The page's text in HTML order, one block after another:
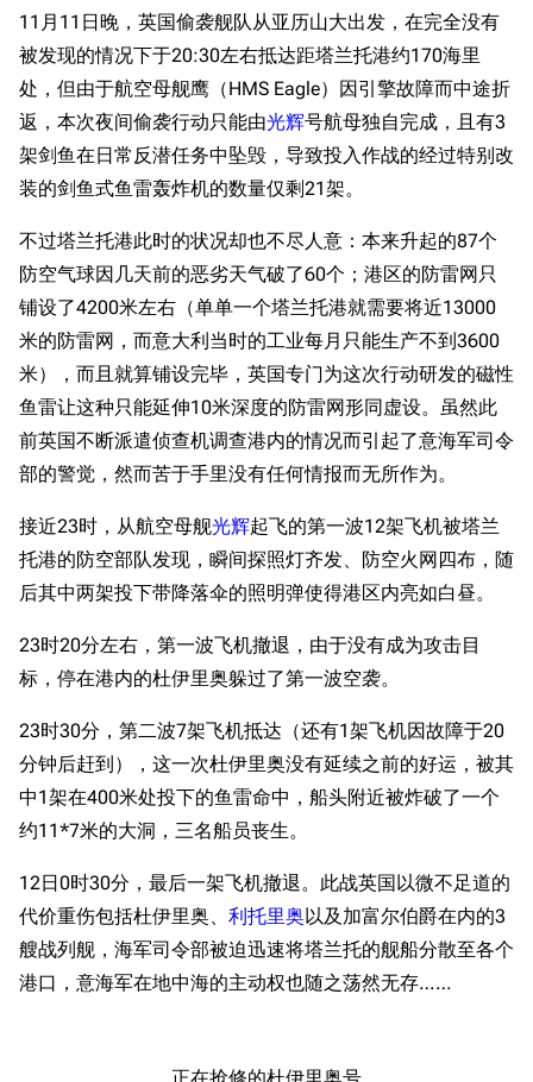
11月11日晚，英国偷袭舰队从亚历山大出发，在完全没有
被发现的情况下于20:30左右抵达距塔兰托港约170海里
处，但由于航空母舰鹰（HMS Eagle）因引擎故障而中途折
返，本次夜间偷袭行动只能由光辉号航母独自完成，且有3
架剑鱼在日常反潜任务中坠毁，导致投入作战的经过特别改
装的剑鱼式鱼雷轰炸机的数量仅剩21架。
不过塔兰托港此时的状况却也不尽人意：本来升起的87个
防空气球因几天前的恶劣天气破了60个；港区的防雷网只
铺设了4200米左右（单单一个塔兰托港就需要将近13000
米的防雷网，而意大利当时的工业每月只能生产不到3600
米），而且就算铺设完毕，英国专门为这次行动研发的磁性
鱼雷让这种只能延伸10米深度的防雷网形同虚设。虽然此
前英国不断派遣侦查机调查港内的情况而引起了意海军司令
部的警觉，然而苦于手里没有任何情报而无所作为。
接近23时，从航空母舰光辉起飞的第一波12架飞机被塔兰
托港的防空部队发现，瞬间探照灯齐发、防空火网四布，随
后其中两架投下带降落伞的照明弹使得港区内亮如白昼。
23时20分左右，第一波飞机撤退，由于没有成为攻击目
标，停在港内的杜伊里奥躲过了第一波空袭。
23时30分，第二波7架飞机抵达（还有1架飞机因故障于20
分钟后赶到），这一次杜伊里奥没有延续之前的好运，被其
中1架在400米处投下的鱼雷命中，船头附近被炸破了一个
约11*7米的大洞，三名船员丧生。
12日0时30分，最后一架飞机撤退。此战英国以微不足道的
代价重伤包括杜伊里奥、 利托里奥以及加富尔伯爵在内的3
艘战列舰，海军司令部被迫迅速将塔兰托的舰船分散至各个
港口，意海军在地中海的主动权也随之荡然无存……